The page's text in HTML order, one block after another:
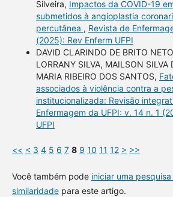
Silveira, Impactos da COVID-19
submetidos à angioplastia
percutânea , Revista de
(2025): Rev Enferm UFPI
DAVID CLARINDO DE BRITO
LORRANY SILVA, MAILSON SILVA
MARIA RIBEIRO DOS SANTOS,
associados à violência contra a
institucionalizada: Revisão
Enfermagem da UFPI: v. 14 n. 1
UFPI
<< < 3 4 5 6 7 8 9 10 11 12 > >>
Você também pode iniciar uma
similaridadepara este artigo.